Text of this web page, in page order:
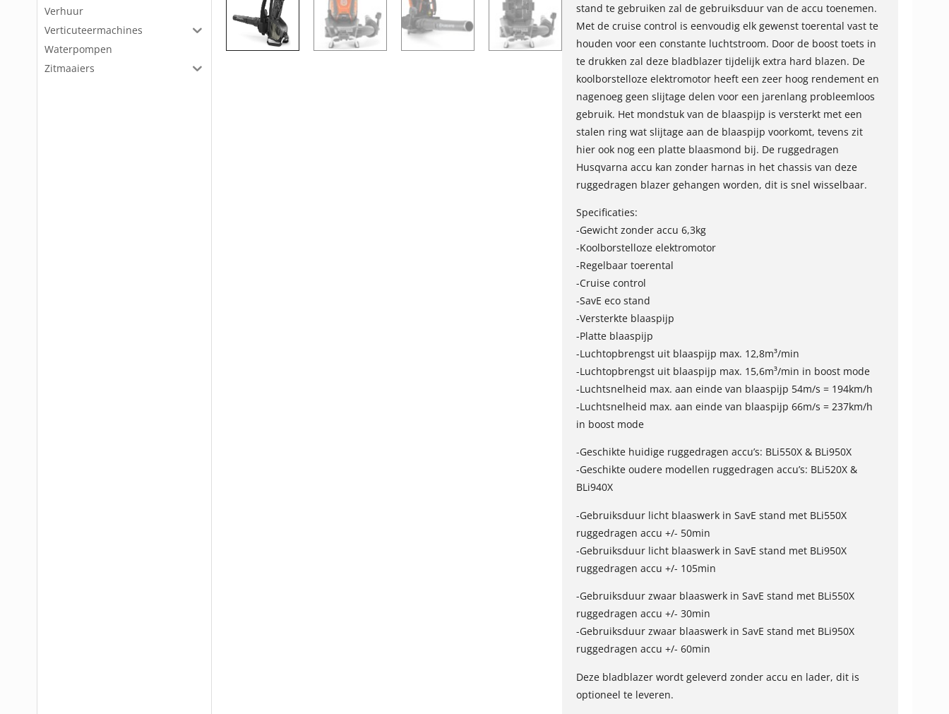
Verhuur
Verticuteermachines
Waterpompen
Zitmaaiers
stand te gebruiken zal de gebruiksduur van de accu toenemen.
Met de cruise control is eenvoudig elk gewenst toerental vast te
houden voor een constante luchtstroom. Door de boost toets in
te drukken zal deze bladblazer tijdelijk extra hard blazen. De
koolborstelloze elektromotor heeft een zeer hoog rendement en
nagenoeg geen slijtage delen voor een jarenlang probleemloos
gebruik. Het mondstuk van de blaaspijp is versterkt met een
stalen ring wat slijtage aan de blaaspijp voorkomt, tevens zit
hier ook nog een platte blaasmond bij. De ruggedragen
Husqvarna accu kan zonder harnas in het chassis van deze
ruggedragen blazer gehangen worden, dit is snel wisselbaar.
Specificaties:
-Gewicht zonder accu 6,3kg
-Koolborstelloze elektromotor
-Regelbaar toerental
-Cruise control
-SavE eco stand
-Versterkte blaaspijp
-Platte blaaspijp
-Luchtopbrengst uit blaaspijp max. 12,8m³/min
-Luchtopbrengst uit blaaspijp max. 15,6m³/min in boost mode
-Luchtsnelheid max. aan einde van blaaspijp 54m/s = 194km/h
-Luchtsnelheid max. aan einde van blaaspijp 66m/s = 237km/h
in boost mode
-Geschikte huidige ruggedragen accu’s: BLi550X & BLi950X
-Geschikte oudere modellen ruggedragen accu’s: BLi520X &
BLi940X
-Gebruiksduur licht blaaswerk in SavE stand met BLi550X
ruggedragen accu +/- 50min
-Gebruiksduur licht blaaswerk in SavE stand met BLi950X
ruggedragen accu +/- 105min
-Gebruiksduur zwaar blaaswerk in SavE stand met BLi550X
ruggedragen accu +/- 30min
-Gebruiksduur zwaar blaaswerk in SavE stand met BLi950X
ruggedragen accu +/- 60min
Deze bladblazer wordt geleverd zonder accu en lader, dit is
optioneel te leveren.